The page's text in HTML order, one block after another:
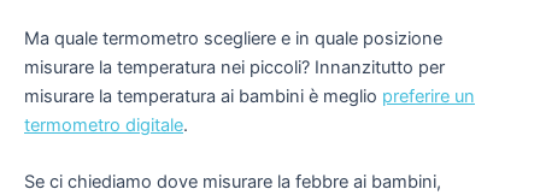
Ma quale termometro scegliere e in quale posizione
misurare la temperatura nei piccoli? Innanzitutto per
misurare la temperatura ai bambini è meglio preferire un
termometro digitale.
Se ci chiediamo dove misurare la febbre ai bambini,